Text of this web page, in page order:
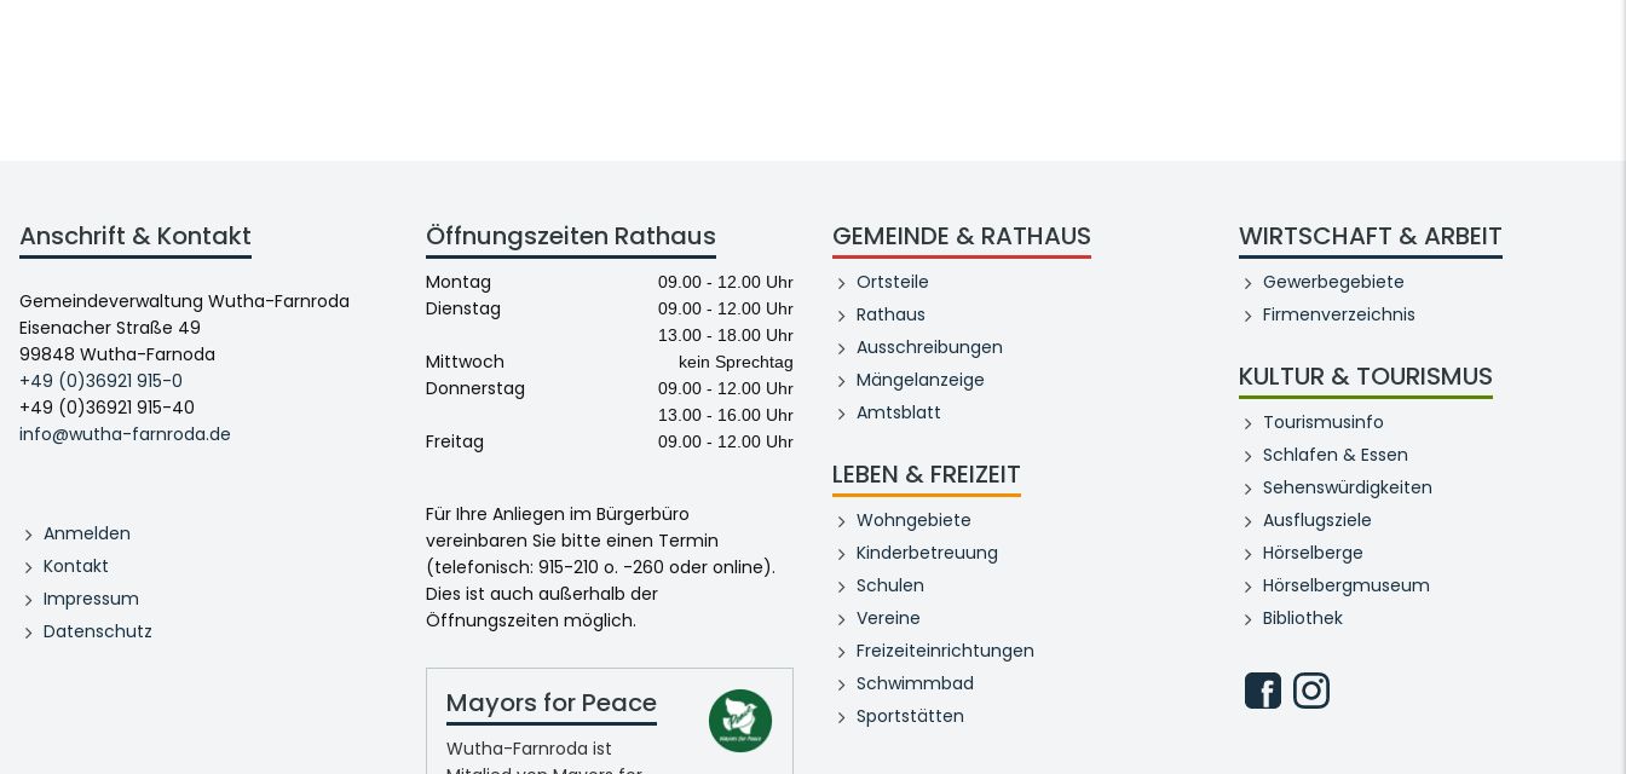
Anschrift & Kontakt
Gemeindeverwaltung Wutha-Farnroda
Eisenacher Straße 49
99848 Wutha-Farnoda
+49 (0)36921 915-0
+49 (0)36921 915-40
info@wutha-farnroda.de
Anmelden
Kontakt
Impressum
Datenschutz
Öffnungszeiten Rathaus
Montag 09.00 - 12.00 Uhr
Dienstag
09.00 - 12.00 Uhr
13.00 - 18.00 Uhr
Mittwoch kein Sprechtag
Donnerstag
09.00 - 12.00 Uhr
13.00 - 16.00 Uhr
Freitag 09.00 - 12.00 Uhr
Für Ihre Anliegen im Bürgerbüro
vereinbaren Sie bitte einen Termin
(telefonisch: 915-210 o. -260 oder online).
Dies ist auch außerhalb der
Öffnungszeiten möglich.
Mayors for Peace
Wutha-Farnroda ist
GEMEINDE & RATHAUS
Ortsteile
Rathaus
Ausschreibungen
Mängelanzeige
Amtsblatt
LEBEN & FREIZEIT
Wohngebiete
Kinderbetreuung
Schulen
Vereine
Freizeiteinrichtungen
Schwimmbad
Sportstätten
WIRTSCHAFT & ARBEIT
Gewerbegebiete
Firmenverzeichnis
KULTUR & TOURISMUS
Tourismusinfo
Schlafen & Essen
Sehenswürdigkeiten
Ausflugsziele
Hörselberge
Hörselbergmuseum
Bibliothek